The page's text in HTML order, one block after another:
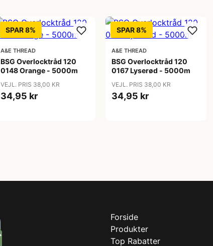
SPAR 8%
A&E THREAD
BSG Overlocktråd 120
0148 Orange - 5000m
VEJL. PRIS 38,00 KR
34,95 kr
SPAR 8%
A&E THREAD
BSG Overlocktråd 120
0167 Lyserød - 5000m
VEJL. PRIS 38,00 KR
34,95 kr
Forside
Produkter
Top Rabatter